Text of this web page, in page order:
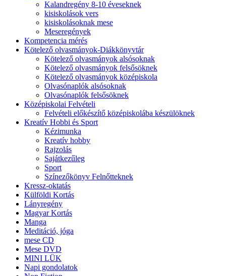
Kalandregény 8-10 éveseknek
kisiskolások vers
kisiskolásoknak mese
Meseregények
Kompetencia mérés
Kötelező olvasmányok-Diákkönyvtár
Kötelező olvasmányok alsósoknak
Kötelező olvasmányok felsősöknek
Kötelező olvasmányok középiskola
Olvasónaplók alsósoknak
Olvasónaplók felsősöknek
Középiskolai Felvételi
Felvételi előkészítő középiskolába készülöknek
Kreatív Hobbi és Sport
Kézimunka
Kreatív hobby
Rajzolás
Sajátkezűleg
Sport
Színezőkönyv Felnőtteknek
Kressz-oktatás
Külföldi Kortás
Lányregény
Magyar Kortás
Manga
Meditáció, jóga
mese CD
Mese DVD
MINI LÜK
Napi gondolatok